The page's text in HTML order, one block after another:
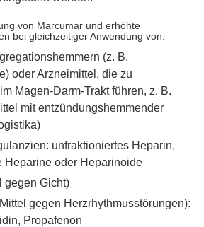
von Marcumar und erhöhte
bei gleichzeitiger Anwendung von:
(z. B.
oder Arzneimittel, die zu
Magen-Darm-Trakt führen, z. B.
mit entzündungshemmender
unfraktioniertes Heparin,
Heparine oder Heparinoide
gegen Gicht)
gegen Herzrhythmusstörungen):
Propafenon